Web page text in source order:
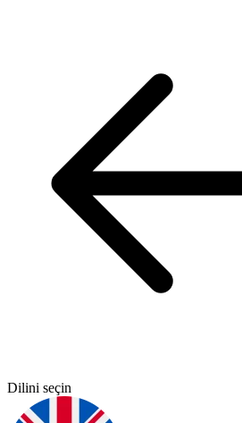
Dilini seçin